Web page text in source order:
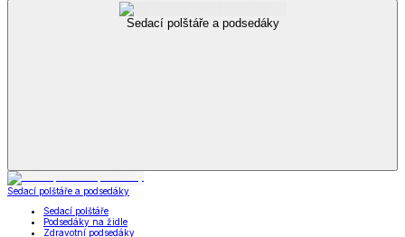
Sedací polštáře a podsedáky
Sedací polštáře a podsedáky
Sedací polštáře
Podsedáky na židle
Zdravotní podsedáky